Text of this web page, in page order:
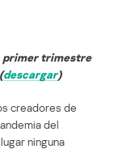
primer trimestre
descargar)
creadores de
del
ninguna